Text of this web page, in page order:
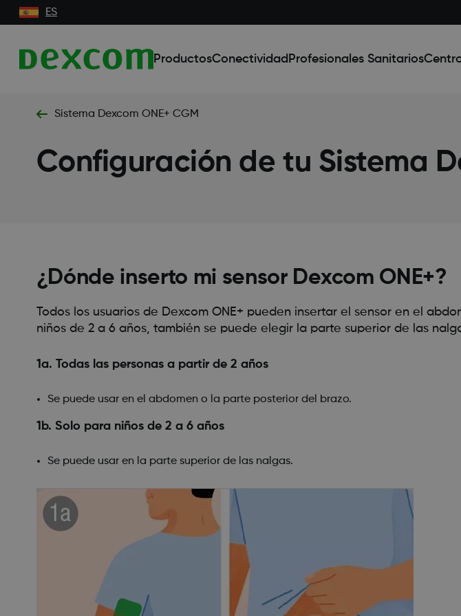
ES
ProductosConectividad Profesionales Sanitarios
Sistema Dexcom ONE+ CGM
Configuración de tu Sistema
¿Dónde inserto mi sensor Dexcom ONE+?
Todos los usuarios de Dexcom ONE+ pueden insertar el sensor en el
niños de 2 a 6 años, también se puede elegir la parte superior de las
1a. Todas las personas a partir de 2 años
Se puede usar en el abdomen o la parte posterior del brazo.
1b. Solo para niños de 2 a 6 años
Se puede usar en la parte superior de las nalgas.